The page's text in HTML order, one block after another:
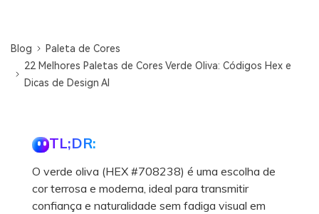
Blog
Paleta de Cores
22 Melhores Paletas de Cores Verde Oliva: Códigos Hex e
Dicas de Design AI
TL;DR:
O verde oliva (HEX #708238) é uma escolha de
cor terrosa e moderna, ideal para transmitir
confiança e naturalidade sem fadiga visual em